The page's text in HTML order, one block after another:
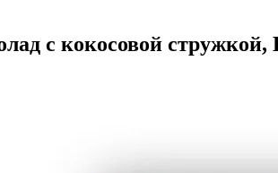
с кокосовой стружкой,